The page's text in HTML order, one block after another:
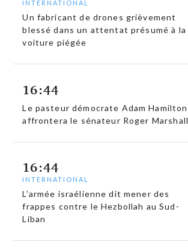
INTERNATIONAL
Un fabricant de drones grièvement
blessé dans un attentat présumé à la
voiture piégée
16:44
Le pasteur démocrate Adam Hamilton
affrontera le sénateur Roger Marshall
16:44
INTERNATIONAL
L’armée israélienne dit mener des
frappes contre le Hezbollah au Sud-
Liban